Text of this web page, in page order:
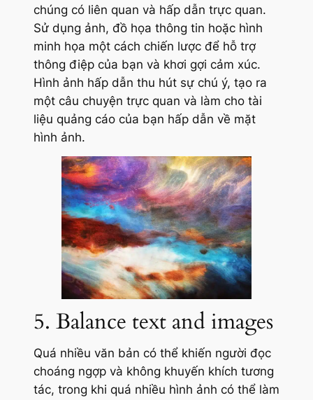
chúng có liên quan và hấp dẫn trực quan.
Sử dụng ảnh, đồ họa thông tin hoặc hình
minh họa một cách chiến lược để hỗ trợ
thông điệp của bạn và khơi gợi cảm xúc.
Hình ảnh hấp dẫn thu hút sự chú ý, tạo ra
một câu chuyện trực quan và làm cho tài
liệu quảng cáo của bạn hấp dẫn về mặt
hình ảnh.
5. Balance text and images
Quá nhiều văn bản có thể khiến người đọc
choáng ngợp và không khuyến khích tương
tác, trong khi quá nhiều hình ảnh có thể làm